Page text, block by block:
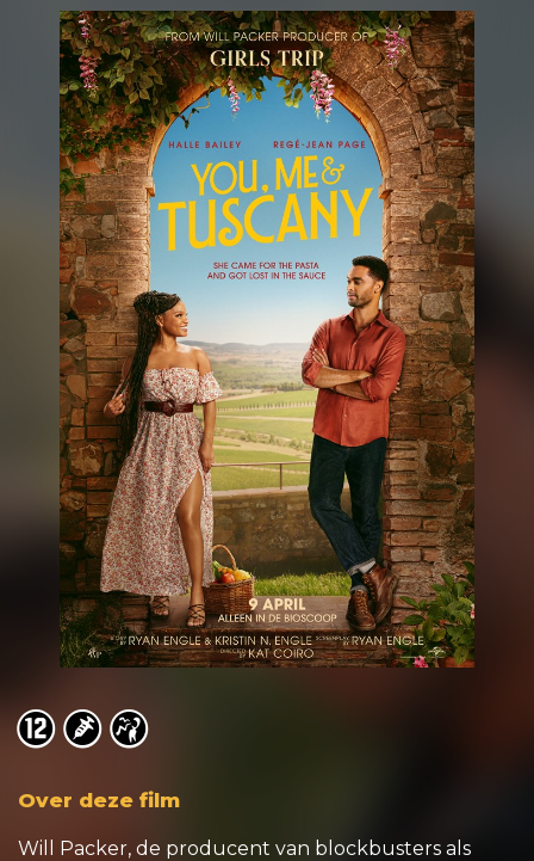
o o o
Over deze film
Will Packer, de producent van blockbusters als